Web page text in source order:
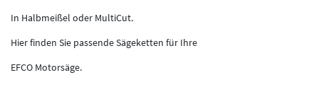
In Halbmeißel oder MultiCut.
Hier finden Sie passende Sägeketten für Ihre
EFCO Motorsäge.